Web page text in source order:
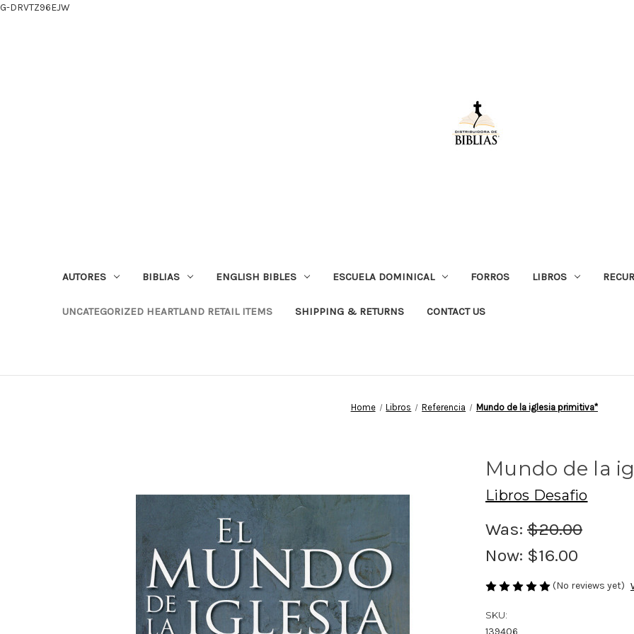
G-DRVTZ96EJW
AUTORES BIBLIAS ENGLISH BIBLES ESCUELA DOMINICAL FORROS LIBROS
UNCATEGORIZED HEARTLAND RETAIL ITEMS SHIPPING & RETURNS CONTACT US
Home Libros Referencia Mundo de la iglesia primitiva*
Mundo de la
Libros Desafio
Was: $20.00
Now: $16.00
(No reviews yet)
SKU: